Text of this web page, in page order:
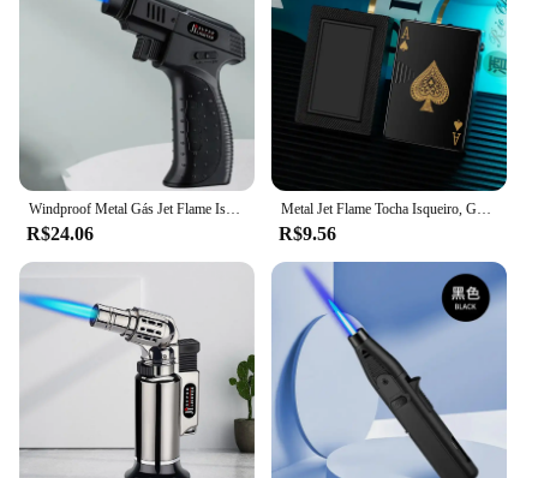
Windproof Metal Gás Jet Flame Isqueiro, Tocha Turbo Hot, Acampamento ao ar livre, Churrasco, Cozinha, Cozinhar Jóias, Ferramentas de soldagem, Presente dos homens, Novo, 2024
R$24.06
Metal Jet Flame Tocha Isqueiro, Gás Recarregável, Isqueiros Butano, Legal, Windproof, Poker Criativo, Novo Presente Fumar
R$9.56